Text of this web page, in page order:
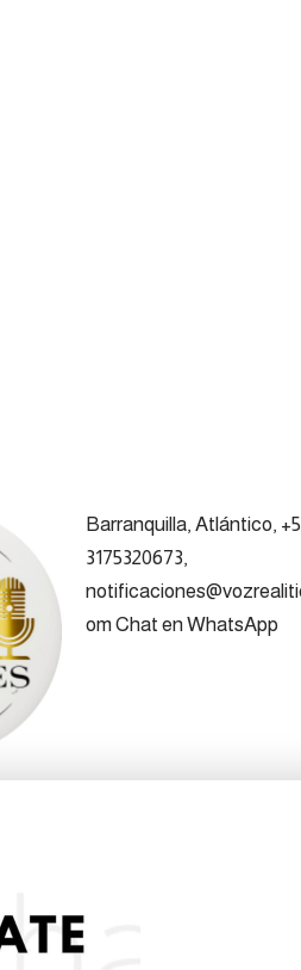
Barranquilla, Atlántico,
3175320673,
omChat en WhatsApp